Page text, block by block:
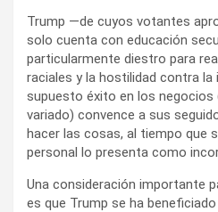
Trump —de cuyos votantes
solo cuenta con educación
particularmente diestro para
raciales y la hostilidad contra la
supuesto éxito en los negocios
variado) convence a sus
hacer las cosas, al tiempo que
personal lo presenta como
Una consideración importante
es que Trump se ha